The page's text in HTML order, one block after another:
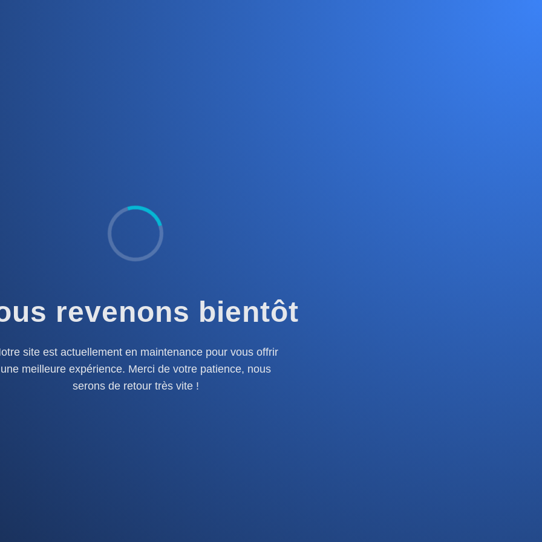
revenons bientôt
site est actuellement en maintenance pour vous offrir
une meilleure expérience. Merci de votre patience, nous
serons de retour très vite !